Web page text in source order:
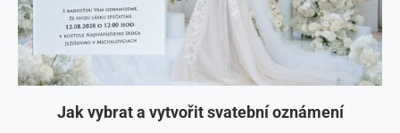
Jak vybrat a vytvořit svatební oznámení